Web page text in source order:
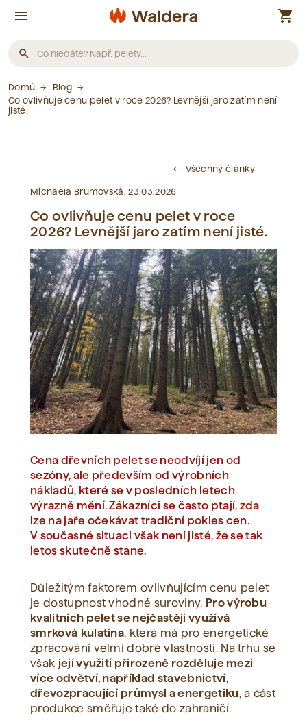
menu shopping_cart
search
Produkty
Nebyly nalezeny žádné články.
Slovník pojmů
Nebyly nalezeny žádné pojmy.
Zobrazit vše
Domů
Blog
Co ovlivňuje cenu pelet v roce 2026? Levnější jaro zatím není
jisté.
west Všechny články
Michaela Brumovská, 23.03.2026
Co ovlivňuje cenu pelet v roce
2026? Levnější jaro zatím není jisté.
Cena dřevních pelet se neodvíjí jen od
sezóny, ale především od výrobních
nákladů, které se v posledních letech
výrazně mění. Zákazníci se často ptají, zda
lze na jaře očekávat tradiční pokles cen.
V současné situaci však není jisté, že se tak
letos skutečně stane.
Důležitým faktorem ovlivňujícím cenu pelet
je dostupnost vhodné suroviny. Pro výrobu
kvalitních pelet se nejčastěji využívá
smrková kulatina, která má pro energetické
zpracování velmi dobré vlastnosti. Na trhu se
však její využití přirozeně rozděluje mezi
více odvětví, například stavebnictví,
dřevozpracující průmysl a energetiku, a část
produkce směřuje také do zahraničí.